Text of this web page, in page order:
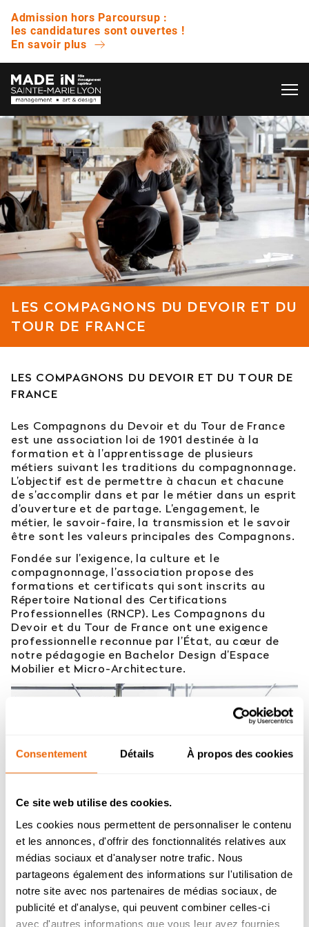
Consentement Détails À propos des cookies
Ce site web utilise des cookies.
Les cookies nous permettent de personnaliser le contenu
et les annonces, d'offrir des fonctionnalités relatives aux
médias sociaux et d'analyser notre trafic. Nous
partageons également des informations sur l'utilisation de
notre site avec nos partenaires de médias sociaux, de
publicité et d'analyse, qui peuvent combiner celles-ci
avec d'autres informations que vous leur avez fournies
Admission hors Parcoursup :
les candidatures sont ouvertes !
En savoir plus
L’ÉCOLE
VIE ÉTUDIANTE
ENTREPRISE
NOS RÉSULTATS
LES COMPAGNONS DU DEVOIR ET DU
TOUR DE FRANCE
LES COMPAGNONS DU DEVOIR ET DU TOUR DE
FRANCE
Les Compagnons du Devoir et du Tour de France
est une association loi de 1901 destinée à la
formation et à l’apprentissage de plusieurs
métiers suivant les traditions du compagnonnage.
L’objectif est de permettre à chacun et chacune
de s’accomplir dans et par le métier dans un esprit
d’ouverture et de partage. L’engagement, le
métier, le savoir-faire, la transmission et le savoir
être sont les valeurs principales des Compagnons.
Fondée sur l’exigence, la culture et le
compagnonnage, l’association propose des
formations et certificats qui sont inscrits au
Répertoire National des Certifications
Professionnelles (RNCP). Les Compagnons du
Devoir et du Tour de France ont une exigence
professionnelle reconnue par l’État, au cœur de
notre pédagogie en Bachelor Design d’Espace
Mobilier et Micro-Architecture.
DES COURS POUR NOS ÉTUDIANTS CHEZ LES
COMPAGNONS DU DEVOIR
QUESTIONS FRÉQUENTES
Avez-vous des journées portes ouvertes ?
Quelle est la différence entre un bachelor et
une licence ?
Est-il possible d’intégrer l’école en 2e ou 3e
année ?
Quelles sont les poursuites d’études ?
Afficher plus
Orientation : vous ne trouvez
pas votre réponse ?
Contactez notre service orientation
04 81 92 60 83
Admission 2026
Bachelor Management Innovation et
Humanités : reprise de l’étude des
dossiers de candidature à partir du 26
août.